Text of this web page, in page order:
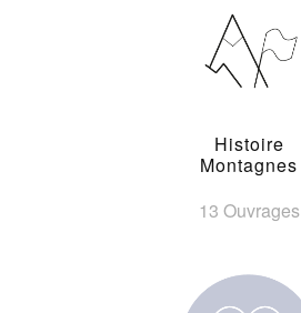
Histoire
Montagnes
13 Ouvrages